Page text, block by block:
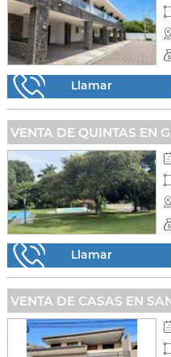
Llamar
VENTA DE QUINTAS EN
Llamar